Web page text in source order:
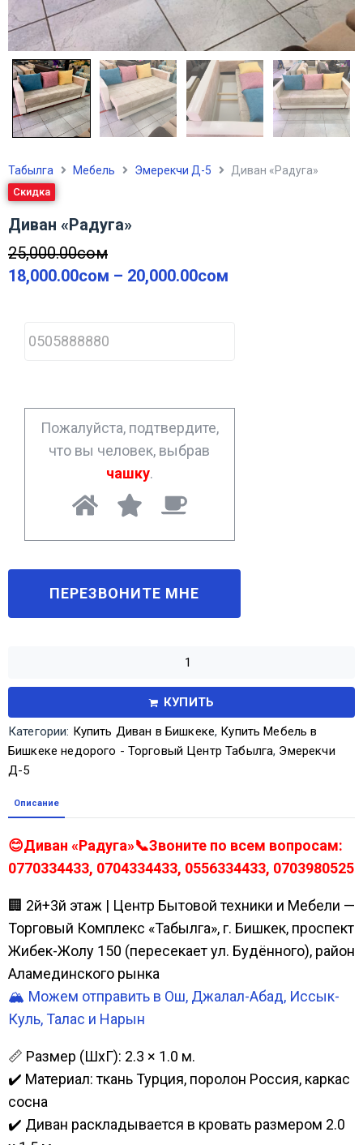
Табылга Мебель Эмерекчи Д-5 Диван «Радуга»
Скидка
Диван «Радуга»
25,000.00сом
18,000.00сом – 20,000.00сом
h
o
*
Пожалуйста, подтвердите,
что вы человек, выбрав
чашку.
КУПИТЬ
Категории: Купить Диван в Бишкеке, Купить Мебель в
Бишкеке недорого - Торговый Центр Табылга, Эмерекчи
Д-5
Описание
😊Диван «Радуга»📞Звоните по всем вопросам:
0770334433, 0704334433, 0556334433, 0703980525
🏢 2й+3й этаж | Центр Бытовой техники и Мебели —
Торговый Комплекс «Табылга», г. Бишкек, проспект
Жибек-Жолу 150 (пересекает ул. Будённого), район
Аламединского рынка
🏔️ Можем отправить в Ош, Джалал-Абад, Иссык-
Куль, Талас и Нарын
📏 Размер (ШхГ): 2.3 × 1.0 м.
✔️ Материал: ткань Турция, поролон Россия, каркас
сосна
✔️ Диван раскладывается в кровать размером 2.0